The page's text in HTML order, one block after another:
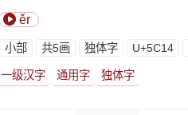
ěr
⼩部 共5画 独体字 U+5C14
一级汉字 通用字 独体字